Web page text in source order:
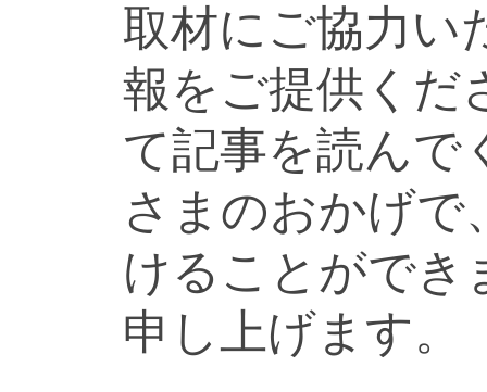
取材にご協力い
報をご提供くだ
て記事を読んで
さまのおかげで
けることができ
申し上げます。